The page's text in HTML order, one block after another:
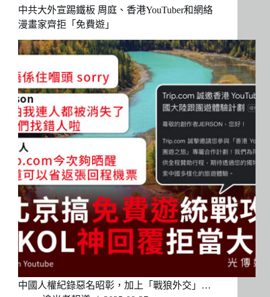
中共大外宣踢鐵板 周庭、香港YouTuber和網絡
漫畫家齊拒「免費遊」
中國人權紀錄惡名昭彰，加上「戰狼外交」…